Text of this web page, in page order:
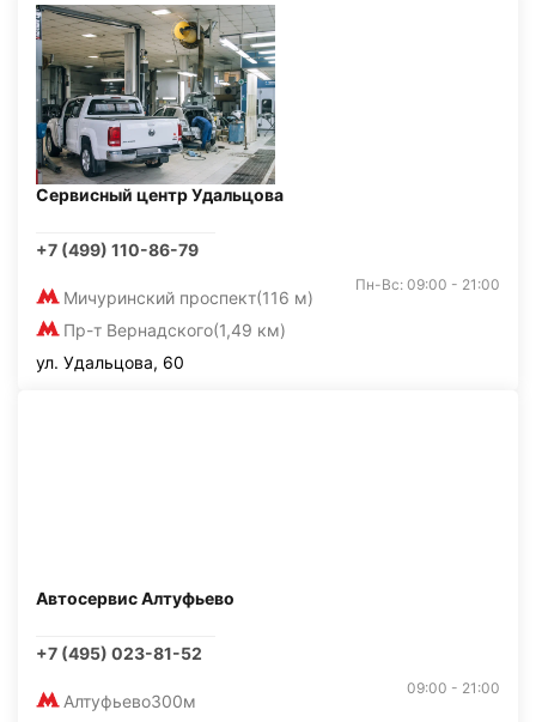
Сервисный центр Удальцова
+7 (499) 110-86-79
Мичуринский проспект(116 м)
Пр-т Вернадского(1,49 км)
Пн-Вс: 09:00 - 21:00
ул. Удальцова, 60
Автосервис Алтуфьево
+7 (495) 023-81-52
Алтуфьево300м
09:00 - 21:00